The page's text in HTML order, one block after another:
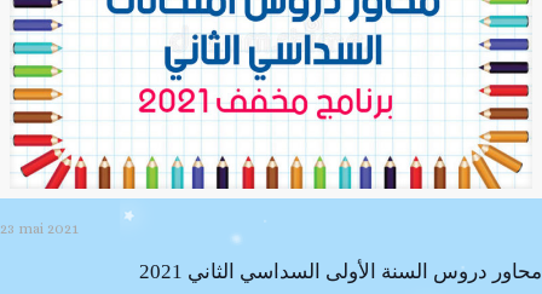
23 mai 2021
محاور دروس السنة الأولى السداسي الثاني 2021